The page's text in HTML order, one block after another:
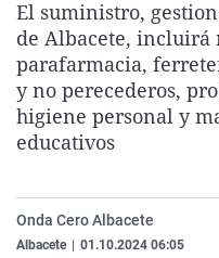
El suministro,
de Albacete, incluirá
parafarmacia,
y no perecederos,
higiene personal y
educativos
Onda Cero Albacete
Albacete 01.10.2024 06:05